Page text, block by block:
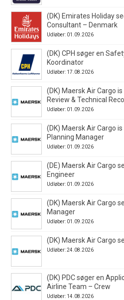
(DK) Emirates Holiday
Consultant – Denmark
Udløber: 01.09.2026
(DK) CPH søger en
Koordinator
Udløber: 17.08.2026
(DK) Maersk Air Cargo
Review & Technical
Udløber: 01.09.2026
(DK) Maersk Air Cargo
Planning Manager
Udløber: 01.09.2026
(DE) Maersk Air Cargo
Engineer
Udløber: 01.09.2026
(DK) Maersk Air Cargo
Manager
Udløber: 01.09.2026
(DK) Maersk Air Cargo
Udløber: 24.08.2026
(DK) PDC søger en
Airline Team – Crew
Udløber: 14.08.2026